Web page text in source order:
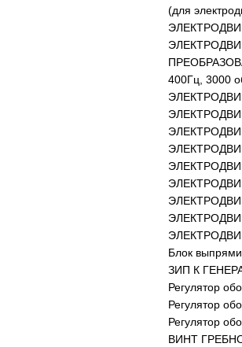
(для
400Гц, 3000
Блок
ЗИП К
Регулятор
Регулятор
Регулятор
ВИНТ